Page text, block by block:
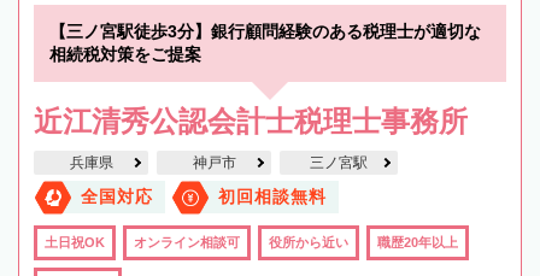
【三ノ宮駅徒歩3分】銀行顧問経験のある税理士が適切な
相続税対策をご提案
近江清秀公認会計士税理士事務所
兵庫県 神戸市 三ノ宮駅
全国対応 初回相談無料
土日祝OK オンライン相談可 役所から近い 職歴20年以上